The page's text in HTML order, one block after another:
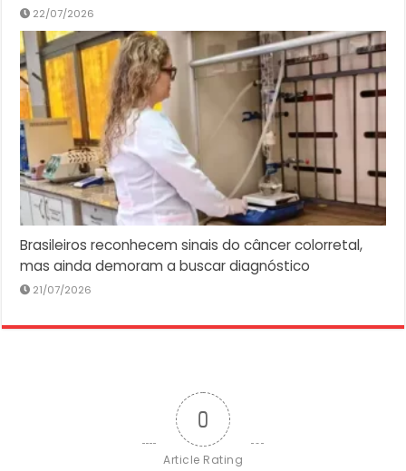
22/07/2026
Brasileiros reconhecem sinais do câncer colorretal,
mas ainda demoram a buscar diagnóstico
21/07/2026
0
Article Rating